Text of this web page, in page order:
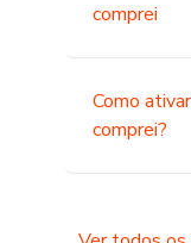
comprei
Como
comprei?